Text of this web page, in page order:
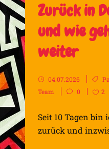
Zurück in
und wie
weiter
04.07.2026
Team
0 2
Seit 10 Tagen
zurück und